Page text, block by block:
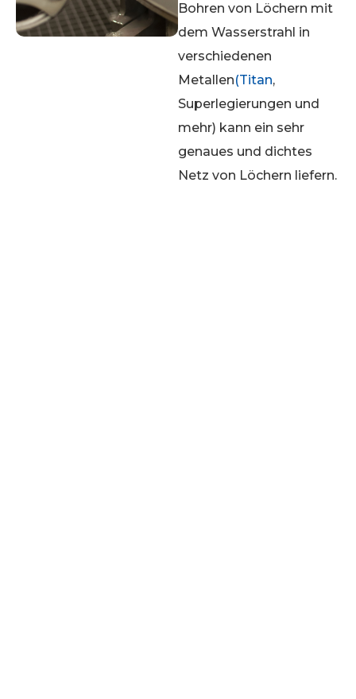
Bohren von Löchern mit
dem Wasserstrahl in
verschiedenen
Metallen(Titan,
Superlegierungen und
mehr) kann ein sehr
genaues und dichtes
Netz von Löchern liefern.